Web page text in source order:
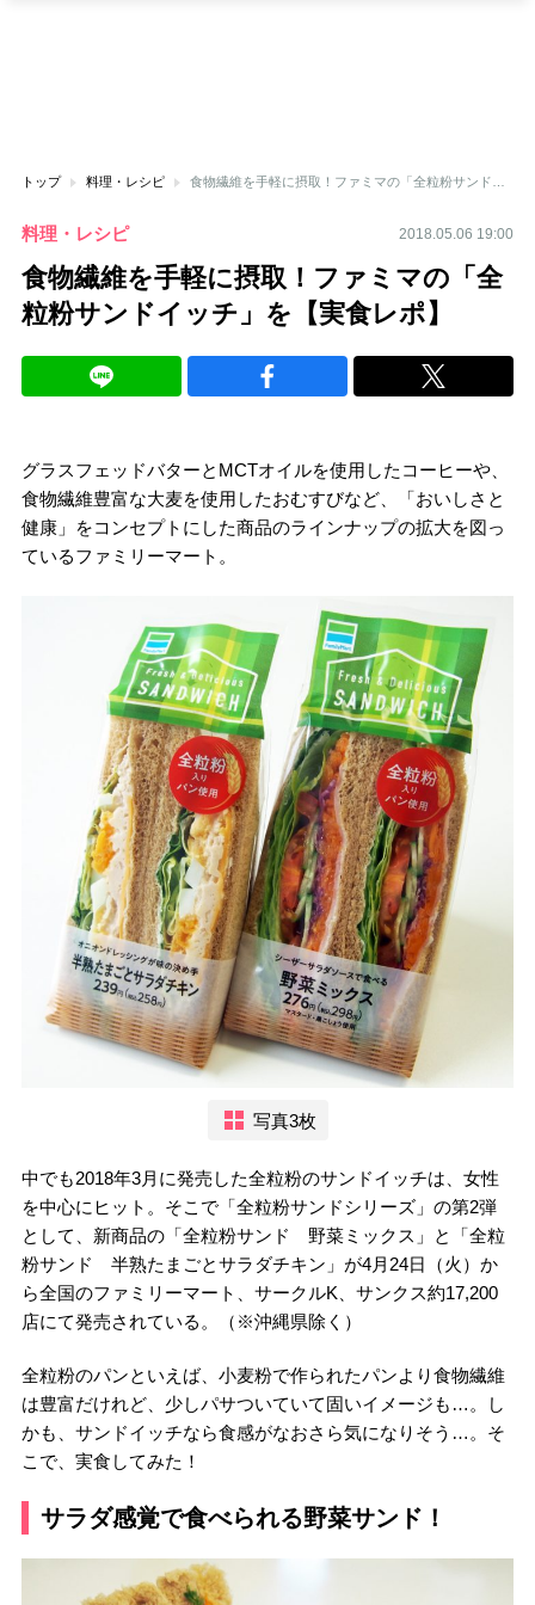
トップ 料理・レシピ
料理・レシピ 2018.05.06 19:00
食物繊維を手軽に摂取！ファミマの「全
粒粉サンドイッチ」を【実食レポ】
グラスフェッドバターとMCTオイルを使用したコーヒーや、
食物繊維豊富な大麦を使用したおむすびなど、「おいしさと
健康」をコンセプトにした商品のラインナップの拡大を図っ
ているファミリーマート。
写真3枚
中でも2018年3月に発売した全粒粉のサンドイッチは、女性
を中心にヒット。そこで「全粒粉サンドシリーズ」の第2弾
として、新商品の「全粒粉サンド 野菜ミックス」と「全粒
粉サンド 半熟たまごとサラダチキン」が4月24日（火）か
ら全国のファミリーマート、サークルK、サンクス約17,200
店にて発売されている。（※沖縄県除く）
全粒粉のパンといえば、小麦粉で作られたパンより食物繊維
は豊富だけれど、少しパサついていて固いイメージも…。し
かも、サンドイッチなら食感がなおさら気になりそう…。そ
こで、実食してみた！
サラダ感覚で食べられる野菜サンド！